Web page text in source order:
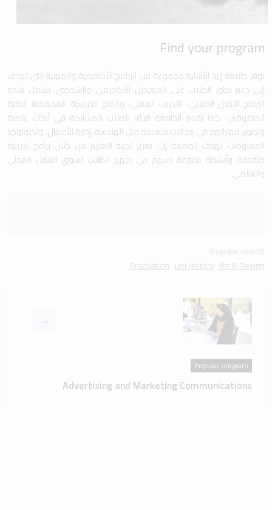
Find your program
توفر جامعة إربد الأهلية مجموعة من البرامج الأكاديمية والمهنية التي تهدف
إلى دعم تطور الطلاب على الصعيدين الأكاديمي والشخصي. تشمل هذه
البرامج التبادل الطلابي، التدريب العملي، والمنح الدراسية المخصصة للطلبة
المتفوقين. كما تقدم الجامعة فرصًا للطلاب للمشاركة في أبحاث علمية
وتطوير مهاراتهم في مجالات متعددة مثل الهندسة، إدارة الأعمال، وتكنولوجيا
المعلومات. تهدف الجامعة إلى تعزيز تجربة التعليم من خلال برامج تدريبية
متقدمة وأنشطة متنوعة تسهم في تجهيز الطلاب لسوق العمل المحلي
والعالمي.
Art & Design
Uni History
Graduation
Popular program
Advertising and Marketing Communications